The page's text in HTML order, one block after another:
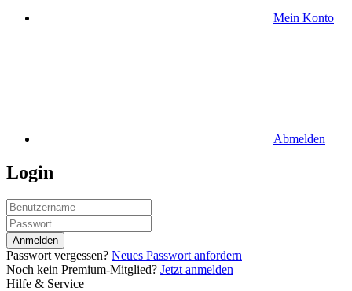
Mein Konto
Abmelden
Login
Anmelden
Passwort vergessen? Neues Passwort anfordern
Noch kein Premium-Mitglied? Jetzt anmelden
Hilfe & Service